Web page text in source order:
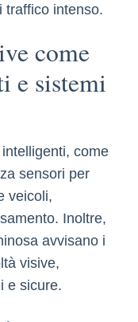
traffico intenso.
come
e sistemi
come
sensori per
veicoli,
Inoltre,
avvisano i
visive,
e sicure.